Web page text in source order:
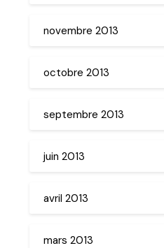
novembre 2013
octobre 2013
septembre 2013
juin 2013
avril 2013
mars 2013